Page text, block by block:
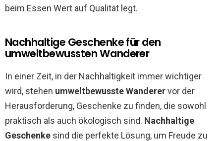
beim Essen Wert auf Qualität legt.
Nachhaltige Geschenke für den
umweltbewussten Wanderer
In einer Zeit, in der Nachhaltigkeit immer wichtiger
wird, stehen umweltbewusste Wanderervor der
Herausforderung, Geschenke zu finden, die sowohl
praktisch als auch ökologisch sind. Nachhaltige
Geschenke sind die perfekte Lösung, um Freude zu